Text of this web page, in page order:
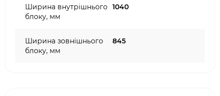
Ширина внутрішнього
блоку, мм
1040
Ширина зовнішнього
блоку, мм
845